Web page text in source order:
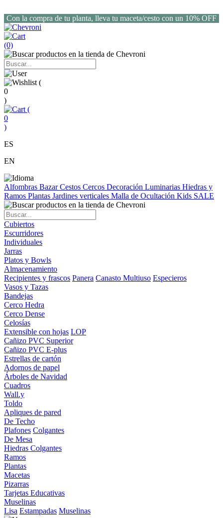
Con la compra de tu planta, lleva tu maceta/cesto con un 10% OFF
(0)
(
0
)
(
0
)
ES
EN
Alfombras BazarCestos Cercos Decoración Luminarias Hiedras y
Ramos Plantas Jardines verticales Malla de Ocultación Kids SALE
Cubiertos
Escurridores
Individuales
Jarras
Platos y Bowls
Almacenamiento
Recipientes y frascos Panera Canasto Multiuso Especieros
Vasos y Tazas
Bandejas
Cerco Hedra
Cerco Dense
Celosías
Extensible con hojas LOP
Cañizo PVC Superior
Cañizo PVC E-plus
Estrellas de cartón
Adornos de papel
Árboles de Navidad
Cuadros
Wall.y
Toldo
Apliques de pared
De Techo
Plafones Colgantes
De Mesa
Hiedras Colgantes
Ramos
Plantas
Macetas
Pizarras
Tarjetas Educativas
Muselinas
Lisa Estampadas Muselinas